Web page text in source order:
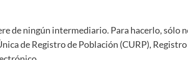
de ningún intermediario. Para hacerlo, sólo
de Registro de Población (CURP),